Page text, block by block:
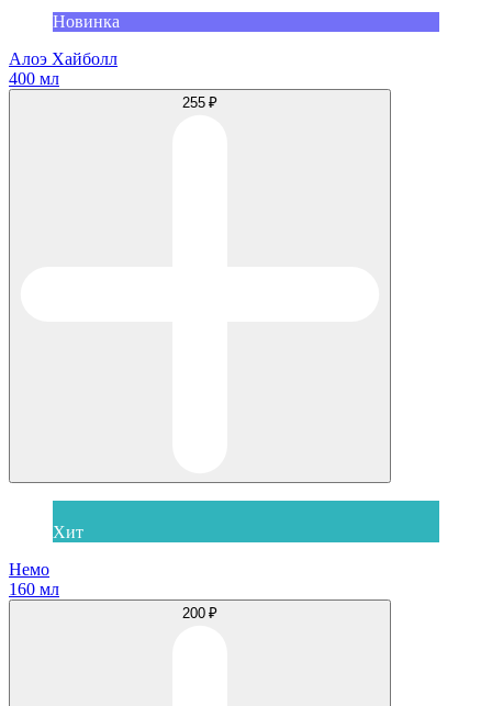
Новинка
Алоэ Хайболл
400 мл
255 ₽
Хит
Немо
160 мл
200 ₽